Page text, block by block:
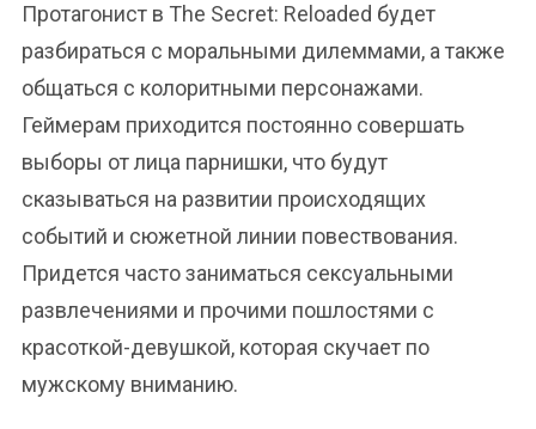
Протагонист в The Secret: Reloaded будет
разбираться с моральными дилеммами, а также
общаться с колоритными персонажами.
Геймерам приходится постоянно совершать
выборы от лица парнишки, что будут
сказываться на развитии происходящих
событий и сюжетной линии повествования.
Придется часто заниматься сексуальными
развлечениями и прочими пошлостями с
красоткой-девушкой, которая скучает по
мужскому вниманию.